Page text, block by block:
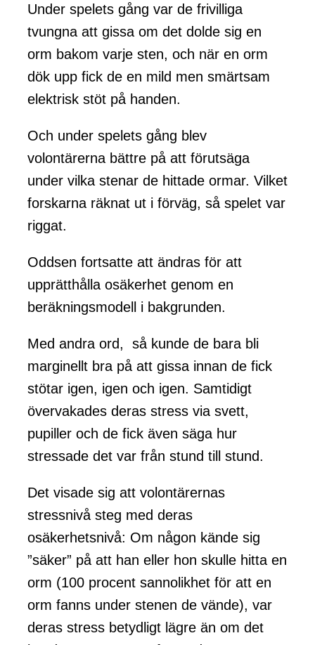
Under spelets gång var de frivilliga
tvungna att gissa om det dolde sig en
orm bakom varje sten, och när en orm
dök upp fick de en mild men smärtsam
elektrisk stöt på handen.
Och under spelets gång blev
volontärerna bättre på att förutsäga
under vilka stenar de hittade ormar. Vilket
forskarna räknat ut i förväg, så spelet var
riggat.
Oddsen fortsatte att ändras för att
upprätthålla osäkerhet genom en
beräkningsmodell i bakgrunden.
Med andra ord, så kunde de bara bli
marginellt bra på att gissa innan de fick
stötar igen, igen och igen. Samtidigt
övervakades deras stress via svett,
pupiller och de fick även säga hur
stressade det var från stund till stund.
Det visade sig att volontärernas
stressnivå steg med deras
osäkerhetsnivå: Om någon kände sig
”säker” på att han eller hon skulle hitta en
orm (100 procent sannolikhet för att en
orm fanns under stenen de vände), var
deras stress betydligt lägre än om det